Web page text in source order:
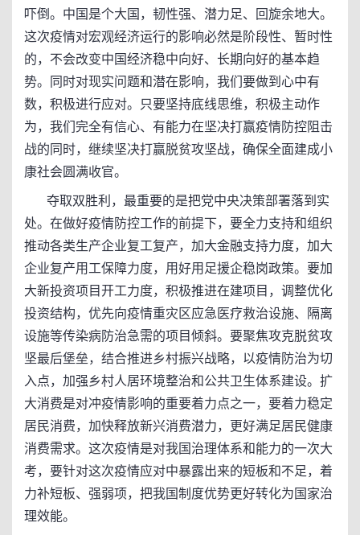
吓倒。中国是个大国，韧性强、潜力足、回旋余地大。
这次疫情对宏观经济运行的影响必然是阶段性、暂时性
的，不会改变中国经济稳中向好、长期向好的基本趋
势。同时对现实问题和潜在影响，我们要做到心中有
数，积极进行应对。只要坚持底线思维，积极主动作
为，我们完全有信心、有能力在坚决打赢疫情防控阻击
战的同时，继续坚决打赢脱贫攻坚战，确保全面建成小
康社会圆满收官。
夺取双胜利，最重要的是把党中央决策部署落到实
处。在做好疫情防控工作的前提下，要全力支持和组织
推动各类生产企业复工复产，加大金融支持力度，加大
企业复产用工保障力度，用好用足援企稳岗政策。要加
大新投资项目开工力度，积极推进在建项目，调整优化
投资结构，优先向疫情重灾区应急医疗救治设施、隔离
设施等传染病防治急需的项目倾斜。要聚焦攻克脱贫攻
坚最后堡垒，结合推进乡村振兴战略，以疫情防治为切
入点，加强乡村人居环境整治和公共卫生体系建设。扩
大消费是对冲疫情影响的重要着力点之一，要着力稳定
居民消费，加快释放新兴消费潜力，更好满足居民健康
消费需求。这次疫情是对我国治理体系和能力的一次大
考，要针对这次疫情应对中暴露出来的短板和不足，着
力补短板、强弱项，把我国制度优势更好转化为国家治
理效能。